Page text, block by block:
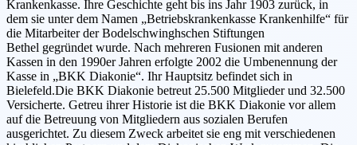
Krankenkasse. Ihre Geschichte geht bis ins Jahr 1903 zurück, in
dem sie unter dem Namen „Betriebskrankenkasse Krankenhilfe“ für
die Mitarbeiter der Bodelschwinghschen Stiftungen
Bethel gegründet wurde. Nach mehreren Fusionen mit anderen
Kassen in den 1990er Jahren erfolgte 2002 die Umbenennung der
Kasse in „BKK Diakonie“. Ihr Hauptsitz befindet sich in
Bielefeld.Die BKK Diakonie betreut 25.500 Mitglieder und 32.500
Versicherte. Getreu ihrer Historie ist die BKK Diakonie vor allem
auf die Betreuung von Mitgliedern aus sozialen Berufen
ausgerichtet. Zu diesem Zweck arbeitet sie eng mit verschiedenen